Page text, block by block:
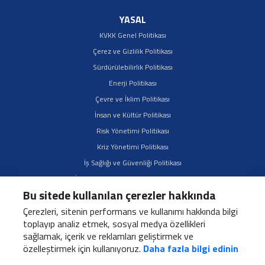
YASAL
KVKK Genel Politikası
Çerez ve Gizlilik Politikası
Sürdürülebilirlik Politikası
Enerji Politikası
Çevre ve İklim Politikası
İnsan ve Kültür Politikası
Risk Yönetimi Politikası
Kriz Yönetimi Politikası
İş Sağlığı ve Güvenliği Politikası
İş Ortakları Sürdürülebilirlik Politikası
Çeşitlilik, Kapsayıcılık ve Fırsat Eşitliği Politikası
Esas Plaza, Rüzgarlıbahçe Mah, Kavacık
Bu sitede kullanılan çerezler hakkında
Çerezleri, sitenin performans ve kullanımı hakkında bilgi
toplayıp analiz etmek, sosyal medya özellikleri
sağlamak, içerik ve reklamları geliştirmek ve
özelleştirmek için kullanıyoruz. Daha fazla bilgi edinin